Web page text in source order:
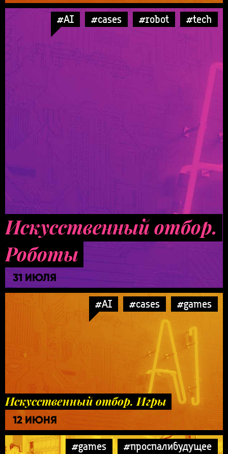
#AI #cases #robot #tech
Искусственный отбор.
Роботы
31 ИЮЛЯ
#AI #cases #games
Искусственный отбор. Игры
12 ИЮНЯ
#games #проспалибудущее